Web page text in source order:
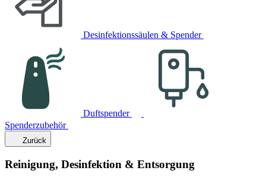
Desinfektionssäulen & Spender
Duftspender
Spenderzubehör
Zurück
Reinigung, Desinfektion & Entsorgung